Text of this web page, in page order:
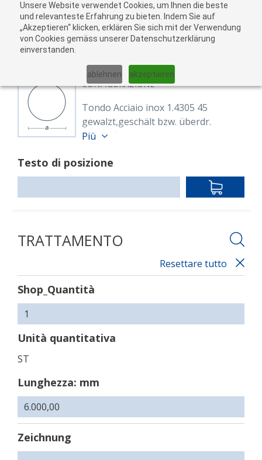
Unsere Website verwendet Cookies, um Ihnen die beste
und relevanteste Erfahrung zu bieten. Indem Sie auf
„Akzeptieren“ klicken, erklären Sie sich mit der Verwendung
von Cookies gemäss unserer Datenschutzerklärung
einverstanden.
ablehnen akzeptieren
01 02
CONFIGURAZIONE
Tondo Acciaio inox 1.4305 45
gewalzt,geschält bzw. überdr.
8624118
EN 10088-3,EN 10060
gewalzt,geschält bzw. überdreht
Più
Testo di posizione
IN
TRATTAMENTO
Resettare tutto
Shop_Quantità
Unità quantitativa
ST
Lunghezza: mm
Zeichnung